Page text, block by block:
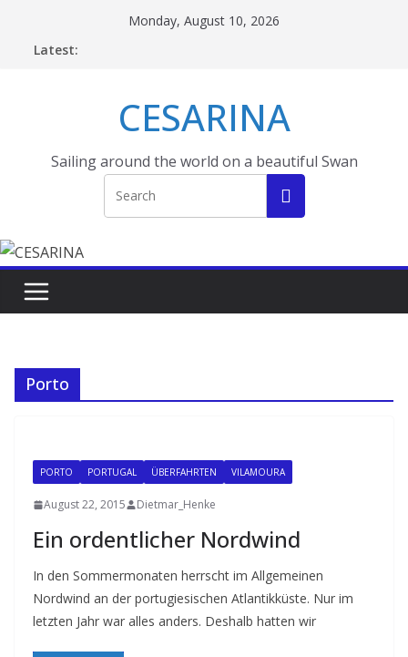
Monday, August 10, 2026
Latest:
CESARINA
Sailing around the world on a beautiful Swan
Porto
PORTO PORTUGAL ÜBERFAHRTEN VILAMOURA
August 22, 2015 Dietmar_Henke
Ein ordentlicher Nordwind
In den Sommermonaten herrscht im Allgemeinen
Nordwind an der portugiesischen Atlantikküste. Nur im
letzten Jahr war alles anders. Deshalb hatten wir